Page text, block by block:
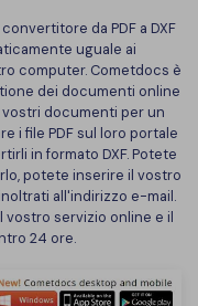
da PDF a DXF
uguale ai
computer. Cometdocs è
dei documenti online
documenti per un
i file PDF sul loro portale
in formato DXF. Potete
potete inserire il vostro
all'indirizzo e-mail.
vostro servizio online e il
24 ore.